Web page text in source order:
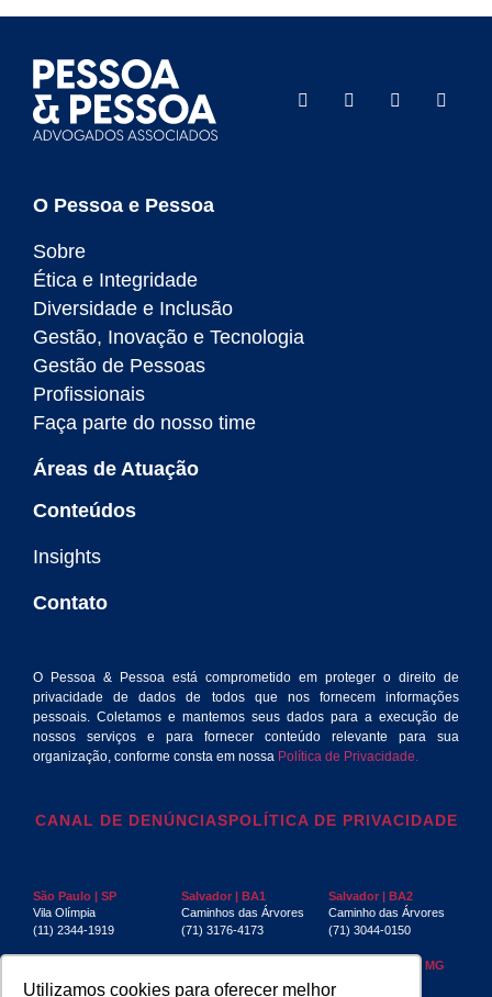
Utilizamos cookies para oferecer melhor
O Pessoa e Pessoa
Sobre
Ética e Integridade
Diversidade e Inclusão
Gestão, Inovação e Tecnologia
Gestão de Pessoas
Profissionais
Faça parte do nosso time
Áreas de Atuação
Conteúdos
Insights
Contato
O Pessoa & Pessoa está comprometido em proteger o direito de
privacidade de dados de todos que nos fornecem informações
pessoais. Coletamos e mantemos seus dados para a execução de
nossos serviços e para fornecer conteúdo relevante para sua
organização, conforme consta em nossa Política de Privacidade.
CANAL DE DENÚNCIASPOLÍTICA DE PRIVACIDADE
São Paulo | SP
Vila Olímpia
(11) 2344-1919
Salvador | BA1
Caminhos das Árvores
(71) 3176-4173
Salvador | BA2
Caminho das Árvores
(71) 3044-0150
Centro
Boa Viagem
Belo Horizonte | MG